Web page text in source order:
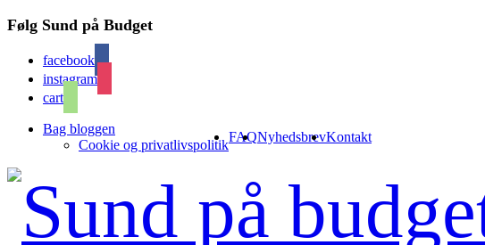
Følg Sund på Budget
facebook
instagram
cart
Bag bloggen
Cookie og privatlivspolitik
FAQNyhedsbrevKontakt